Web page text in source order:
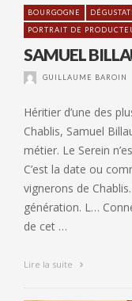
BOURGOGNE
PORTRAIT DE
SAMUEL
GUILLAUME BAROIN
Héritier d’une des
Chablis, Samuel
métier. Le Serein
C’est la date ou
vignerons de
génération. L…
de cet …
Lire la suite